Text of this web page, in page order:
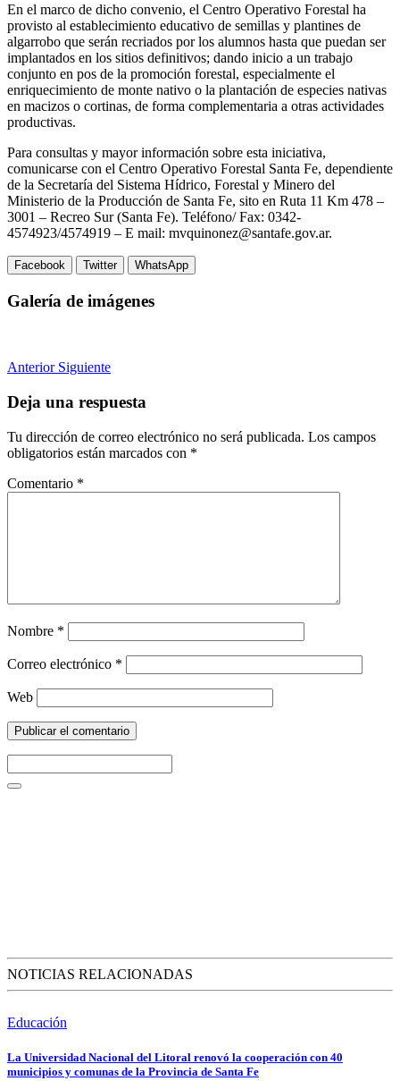
En el marco de dicho convenio, el Centro Operativo Forestal ha
provisto al establecimiento educativo de semillas y plantines de
algarrobo que serán recriados por los alumnos hasta que puedan ser
implantados en los sitios definitivos; dando inicio a un trabajo
conjunto en pos de la promoción forestal, especialmente el
enriquecimiento de monte nativo o la plantación de especies nativas
en macizos o cortinas, de forma complementaria a otras actividades
productivas.
Para consultas y mayor información sobre esta iniciativa,
comunicarse con el Centro Operativo Forestal Santa Fe, dependiente
de la Secretaría del Sistema Hídrico, Forestal y Minero del
Ministerio de la Producción de Santa Fe, sito en Ruta 11 Km 478 –
3001 – Recreo Sur (Santa Fe). Teléfono/ Fax: 0342-
4574923/4574919 – E mail: mvquinonez@santafe.gov.ar.
Facebook Twitter WhatsApp
Galería de imágenes
Anterior Siguiente
Deja una respuesta
Tu dirección de correo electrónico no será publicada. Los campos
obligatorios están marcados con *
Comentario *
Nombre *
Correo electrónico *
Web
NOTICIAS RELACIONADAS
Educación
La Universidad Nacional del Litoral renovó la cooperación con 40
municipios y comunas de la Provincia de Santa Fe